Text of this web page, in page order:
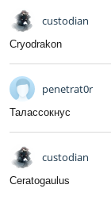
custodian
Cryodrakon
penetrat0r
Талассокнус
custodian
Ceratogaulus